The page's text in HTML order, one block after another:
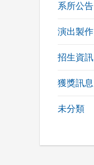
系所公告
演出製作
招生資訊
獲獎訊息
未分類